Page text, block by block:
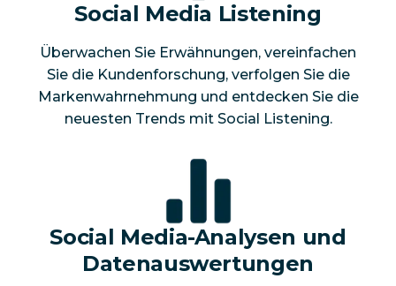
Social Media Listening
Überwachen Sie Erwähnungen, vereinfachen
Sie die Kundenforschung, verfolgen Sie die
Markenwahrnehmung und entdecken Sie die
neuesten Trends mit Social Listening.
Social Media-Analysen und
Datenauswertungen